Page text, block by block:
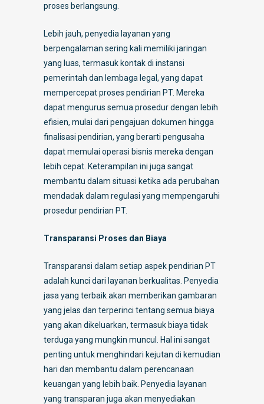
proses berlangsung.
Lebih jauh, penyedia layanan yang
berpengalaman sering kali memiliki jaringan
yang luas, termasuk kontak di instansi
pemerintah dan lembaga legal, yang dapat
mempercepat proses pendirian PT. Mereka
dapat mengurus semua prosedur dengan lebih
efisien, mulai dari pengajuan dokumen hingga
finalisasi pendirian, yang berarti pengusaha
dapat memulai operasi bisnis mereka dengan
lebih cepat. Keterampilan ini juga sangat
membantu dalam situasi ketika ada perubahan
mendadak dalam regulasi yang mempengaruhi
prosedur pendirian PT.
Transparansi Proses dan Biaya
Transparansi dalam setiap aspek pendirian PT
adalah kunci dari layanan berkualitas. Penyedia
jasa yang terbaik akan memberikan gambaran
yang jelas dan terperinci tentang semua biaya
yang akan dikeluarkan, termasuk biaya tidak
terduga yang mungkin muncul. Hal ini sangat
penting untuk menghindari kejutan di kemudian
hari dan membantu dalam perencanaan
keuangan yang lebih baik. Penyedia layanan
yang transparan juga akan menyediakan